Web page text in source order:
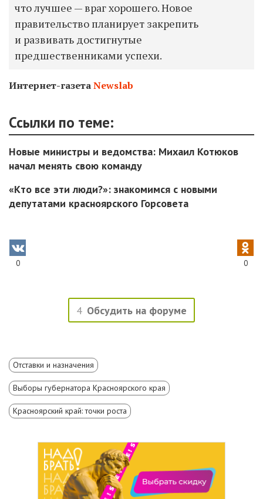
что лучшее — враг хорошего. Новое
правительство планирует закрепить
и развивать достигнутые
предшественниками успехи.
Интернет-газетаNewslab
Ссылки по теме:
Новые министры и ведомства: Михаил Котюков
начал менять свою команду
«Кто все эти люди?»: знакомимся с новыми
депутатами красноярского Горсовета
0 0
4 Обсудить на форуме
Отставки и назначения
Выборы губернатора Красноярского края
Красноярский край: точки роста